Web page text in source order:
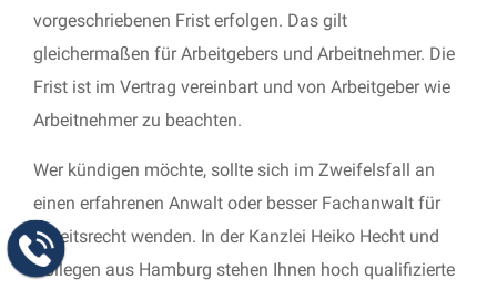
vorgeschriebenen Frist erfolgen. Das gilt
gleichermaßen für Arbeitgebers und Arbeitnehmer. Die
Frist ist im Vertrag vereinbart und von Arbeitgeber wie
Arbeitnehmer zu beachten.
Wer kündigen möchte, sollte sich im Zweifelsfall an
einen erfahrenen Anwalt oder besser Fachanwalt für
Arbeitsrecht wenden. In der Kanzlei Heiko Hecht und
Kollegen aus Hamburg stehen Ihnen hoch qualifizierte